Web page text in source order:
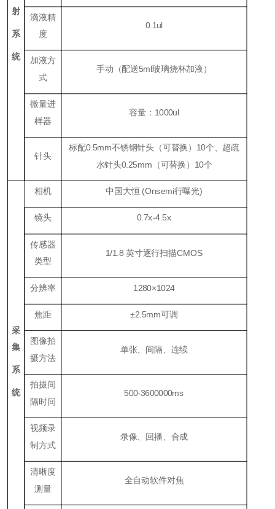
射
系
统
滴液精
度
0.1ul
加液方
式
手动（配送5ml玻璃烧杯加液）
微量进
样器
容量：1000ul
针头
标配0.5mm不锈钢针头（可替换）10个、超疏
水针头0.25mm（可替换）10个
采
集
系
统
相机 中国大恒 (Onsemi行曝光)
镜头 0.7x-4.5x
传感器
类型
1/1.8 英寸逐行扫描CMOS
分辨率 1280×1024
焦距 ±2.5mm可调
图像拍
摄方法
单张、间隔、连续
拍摄间
隔时间
500-3600000ms
视频录
制方式
录像、回播、合成
清晰度
测量
全自动软件对焦